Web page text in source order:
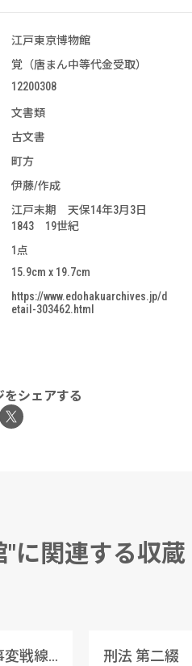
江戸東京博物館
覚（唐まん中等代金受取）
12200308
文書類
古文書
町方
伊藤/作成
江戸末期 天保14年3月3日
1843 19世紀
1点
15.9cm x 19.7cm
https://www.edohakuarchives.jp/d
etail-303462.html
をシェアする
に関連する収蔵
日露・世界大戦・支那事変戦線比較図(昭和十四年春) 刑法 第二綴